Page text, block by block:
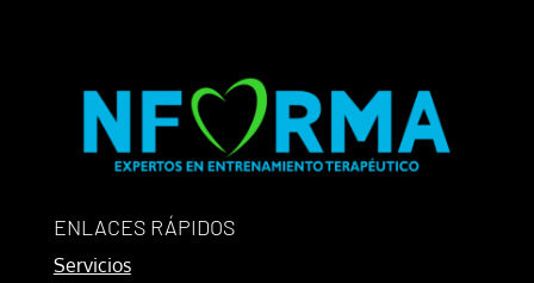
ENLACES RÁPIDOS
Servicios